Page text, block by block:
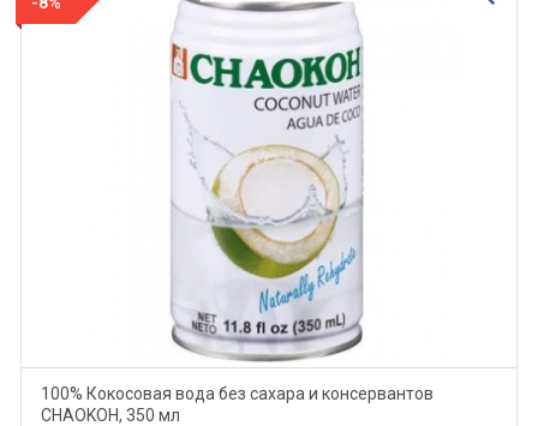
100% Кокосовая вода без сахара и консервантов
CHAOKOH, 350 мл